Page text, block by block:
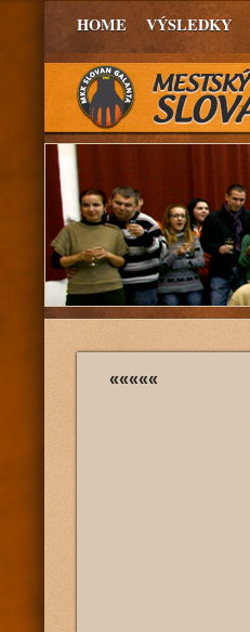
HOME VÝSLEDKY
«««««